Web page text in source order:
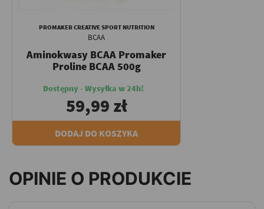
PROMAKER CREATIVE SPORT NUTRITION
BCAA
Aminokwasy BCAA Promaker
Proline BCAA 500g
Dostępny - Wysyłka w 24h!
59,99 zł
DODAJ DO KOSZYKA
OPINIE O PRODUKCIE